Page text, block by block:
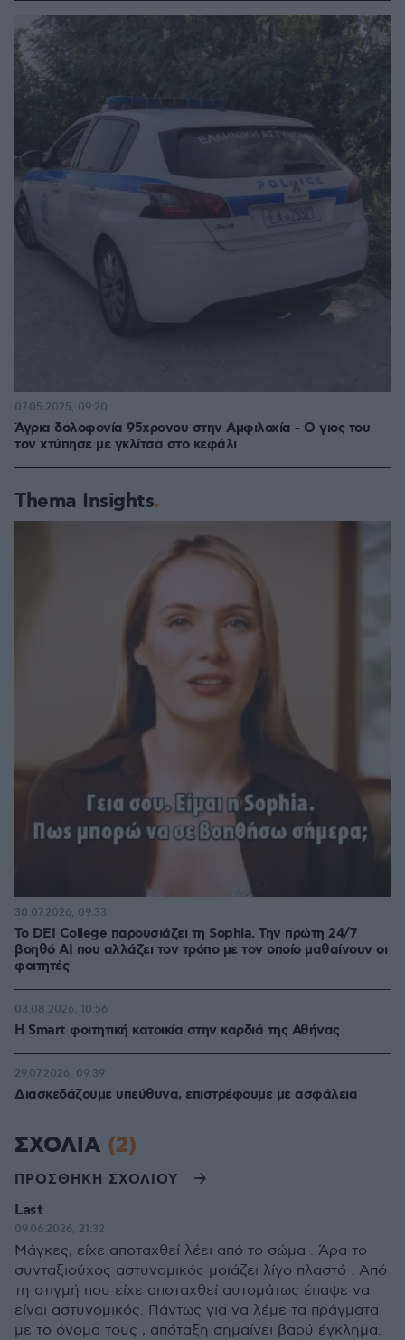
Άγρια δολοφονία 95χρονου στην Αμφιλοχία - Ο γιος του
τον χτύπησε με γκλίτσα στο κεφάλι
07.05.2025, 09:20
Thema Insights
Το DEI College παρουσιάζει τη Sophia. Την πρώτη 24/7
βοηθό AI που αλλάζει τον τρόπο με τον οποίο μαθαίνουν οι
φοιτητές
30.07.2026, 09:33
Η Smart φοιτητική κατοικία στην καρδιά της Αθήνας
03.08.2026, 10:56
Διασκεδάζουμε υπεύθυνα, επιστρέφουμε με ασφάλεια
29.07.2026, 09:39
ΣΧΟΛΙΑ (2)
ΠΡΟΣΘΗΚΗ ΣΧΟΛΙΟΥ
Last
09.06.2026, 21:32
Μάγκες, είχε αποταχθεί λέει από το σώμα . Άρα το
συνταξιούχος αστυνομικός μοιάζει λίγο πλαστό . Από
τη στιγμή που είχε αποταχθεί αυτομάτως έπαψε να
είναι αστυνομικός. Πάντως για να λέμε τα πράγματα
με το όνομα τους , απόταξη σημαίνει βαρύ έγκλημα.